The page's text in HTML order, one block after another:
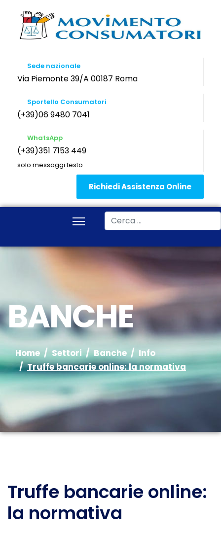
Sede nazionale
Via Piemonte 39/A 00187 Roma
Sportello Consumatori
(+39)06 9480 7041
WhatsApp
(+39)351 7153 449
solo messaggi testo
Richiedi Assistenza Online
Cerca
BANCHE
Home Settori Banche
Info
Truffe bancarie online: la normativa
Truffe bancarie online:
la normativa